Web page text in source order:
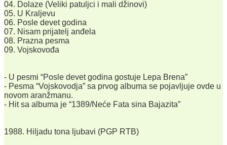
04. Dolaze (Veliki patuljci i mali džinovi)
05. U Kraljevu
06. Posle devet godina
07. Nisam prijatelj anđela
08. Prazna pesma
09. Vojskovođa
- U pesmi “Posle devet godina gostuje Lepa Brena”
- Pesma “Vojskovodja” sa prvog albuma se pojavljuje ovde u
novom aranžmanu.
- Hit sa albuma je “1389/Neće Fata sina Bajazita”
1988. Hiljadu tona ljubavi (PGP RTB)